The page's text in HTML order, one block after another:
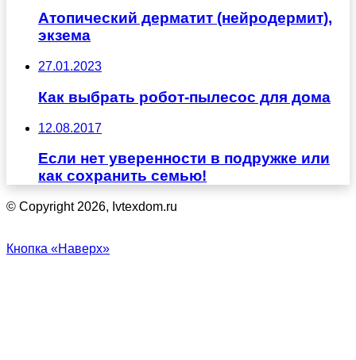
Атопический дерматит (нейродермит),
экзема
27.01.2023
Как выбрать робот-пылесос для дома
12.08.2017
Если нет уверенности в подружке или
как сохранить семью!
© Copyright 2026, Ivtexdom.ru
Кнопка «Наверх»